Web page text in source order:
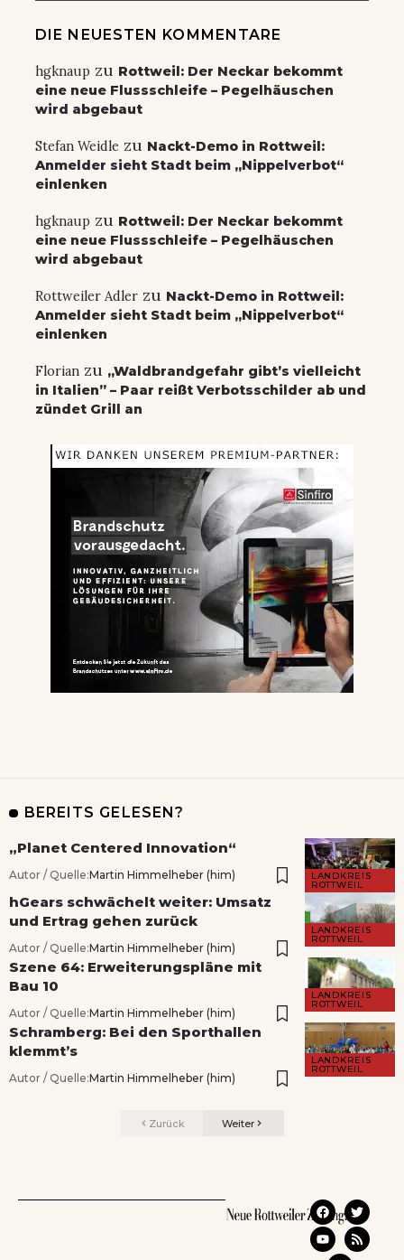
DIE NEUESTEN KOMMENTARE
hgknaup zu Rottweil: Der Neckar bekommt
eine neue Flussschleife – Pegelhäuschen
wird abgebaut
Stefan Weidle zu Nackt-Demo in Rottweil:
Anmelder sieht Stadt beim „Nippelverbot“
einlenken
hgknaup zu Rottweil: Der Neckar bekommt
eine neue Flussschleife – Pegelhäuschen
wird abgebaut
Rottweiler Adler zu Nackt-Demo in Rottweil:
Anmelder sieht Stadt beim „Nippelverbot“
einlenken
Florian zu „Waldbrandgefahr gibt’s vielleicht
in Italien” – Paar reißt Verbotsschilder ab und
zündet Grill an
BEREITS GELESEN?
LANDKREIS
ROTTWEIL
„Planet Centered Innovation“
Autor / Quelle:Martin Himmelheber (him)
LANDKREIS
ROTTWEIL
hGears schwächelt weiter: Umsatz
und Ertrag gehen zurück
Autor / Quelle:Martin Himmelheber (him)
LANDKREIS
ROTTWEIL
Szene 64: Erweiterungspläne mit
Bau 10
Autor / Quelle:Martin Himmelheber (him)
LANDKREIS
ROTTWEIL
Schramberg: Bei den Sporthallen
klemmt’s
Autor / Quelle:Martin Himmelheber (him)
Zurück Weiter